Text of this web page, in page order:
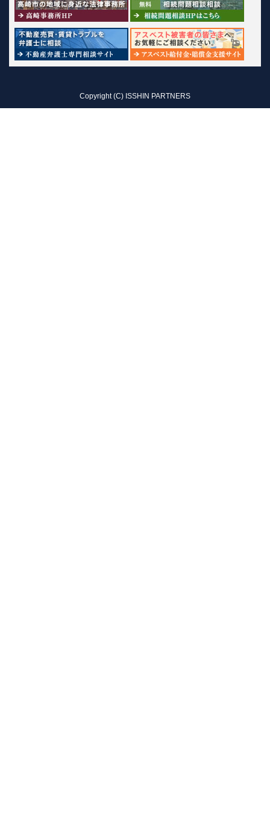
Copyright (C) ISSHIN PARTNERS